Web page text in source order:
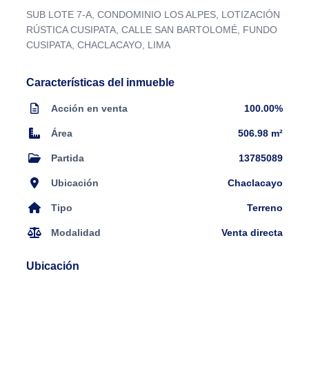
SUB LOTE 7-A, CONDOMINIO LOS ALPES, LOTIZACIÓN
RÚSTICA CUSIPATA, CALLE SAN BARTOLOMÉ, FUNDO
CUSIPATA, CHACLACAYO, LIMA
Características del inmueble
Acción en venta 100.00%
Área 506.98 m²
Partida 13785089
Ubicación Chaclacayo
Tipo Terreno
Modalidad Venta directa
Ubicación